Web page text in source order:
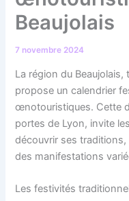
Beaujolais
7 novembre 2024
La région du
propose un calendrier
œnotouristiques. Cette
portes de Lyon, invite
découvrir ses
des manifestations
Les festivités